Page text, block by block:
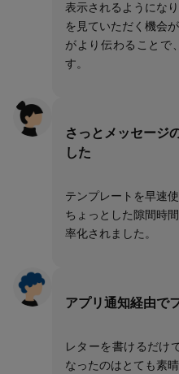
表示されるようにな
を見ていただく機会
がより伝わることで
す。
さっとメッセージ
した
テンプレートを早速
ちょっとした隙間時
率化されました。
アプリ通知経由で
レターを書けるだけ
なったのはとても素